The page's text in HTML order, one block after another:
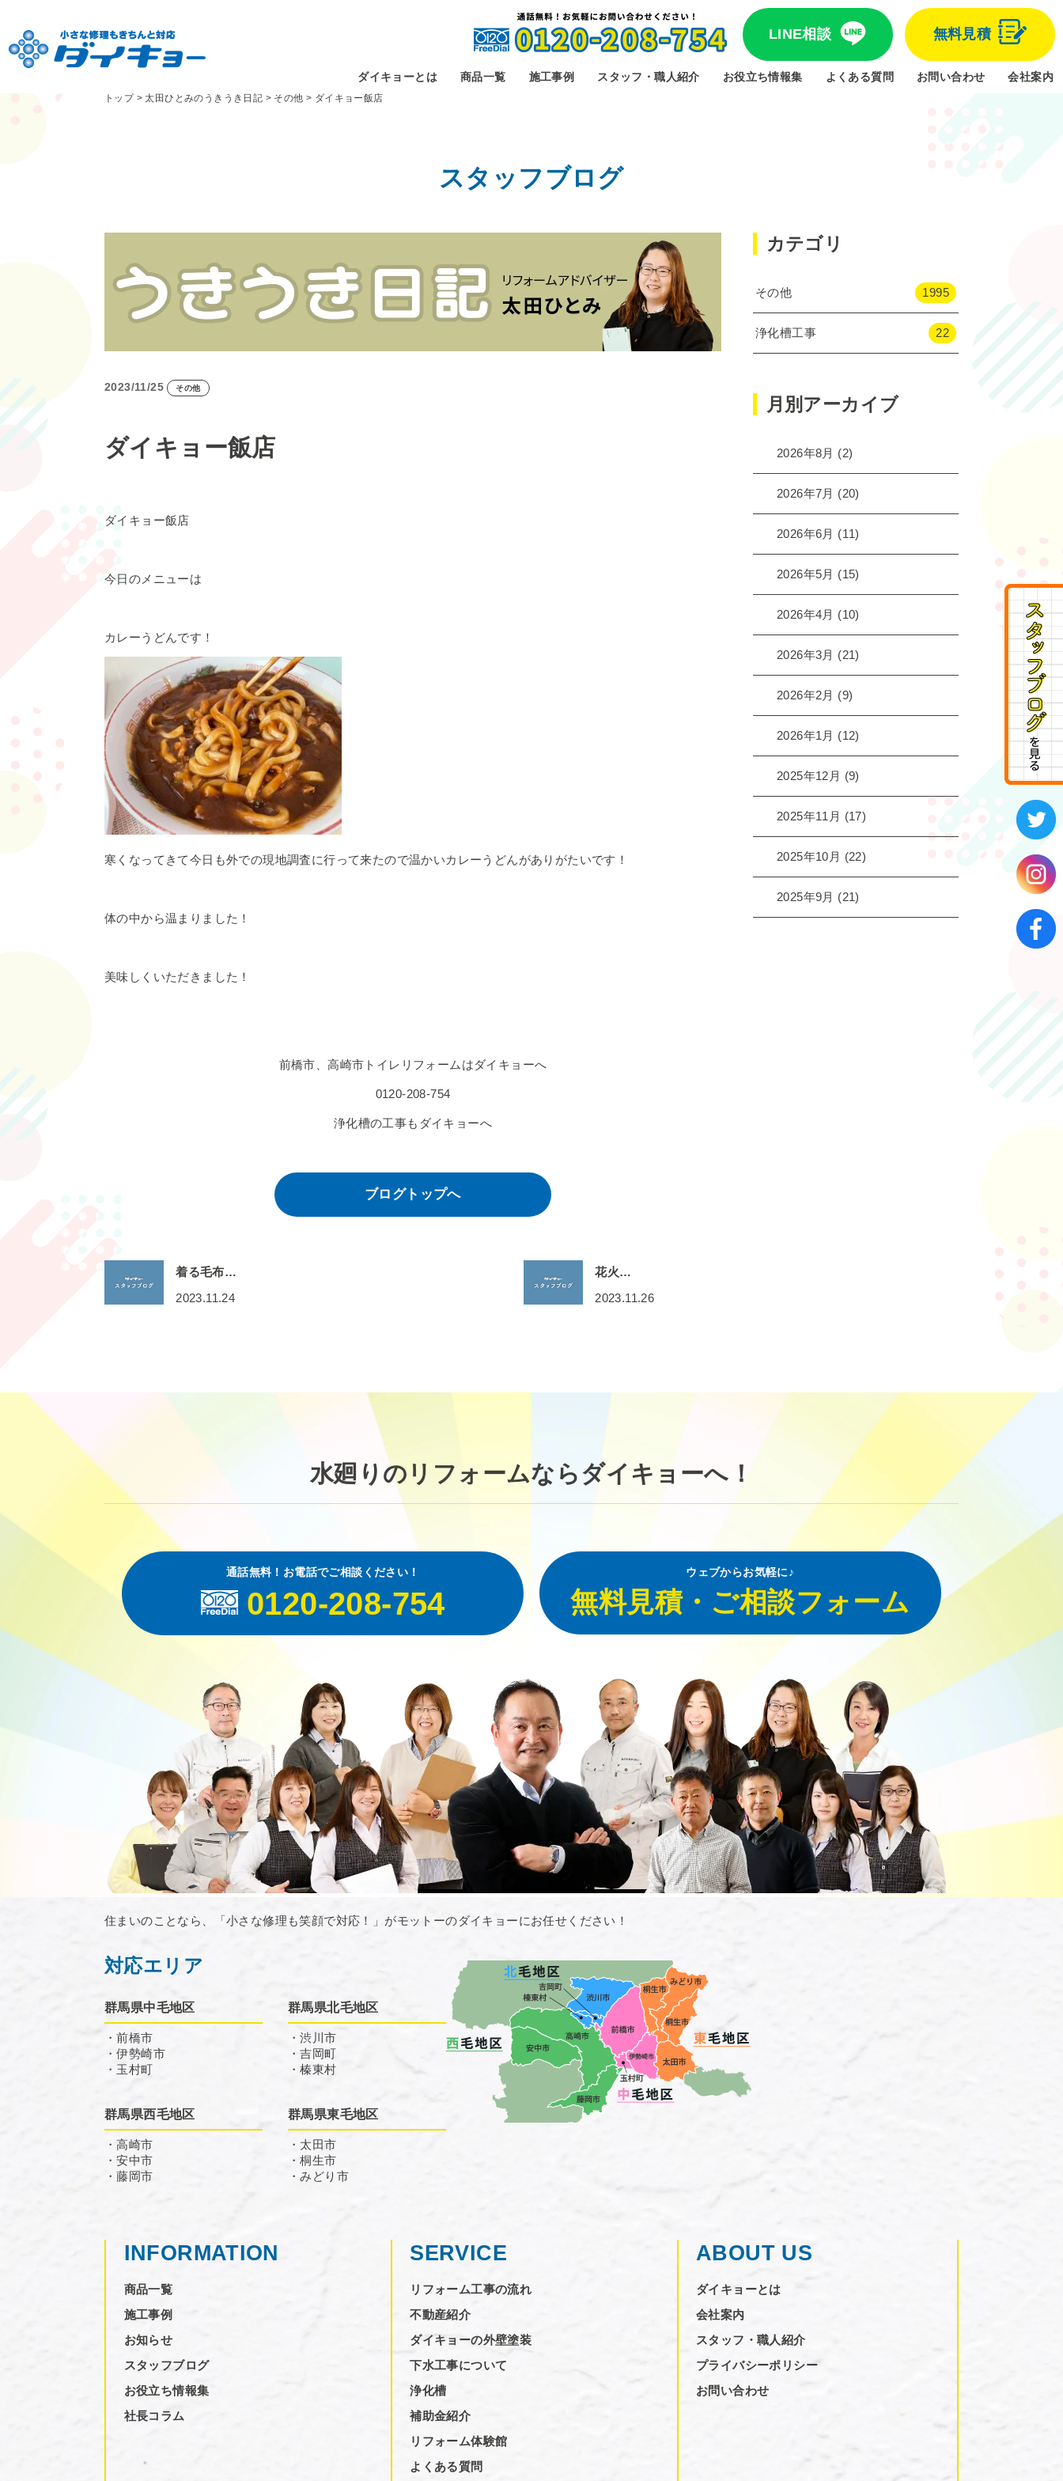
LINE相談 無料見積
ダイキョーとは 商品一覧 施工事例 スタッフ・職人紹介 お役立ち情報集 よくある質問 お問い合わせ 会社案内
トップ>太田ひとみのうきうき日記 > その他 > ダイキョー飯店
スタッフブログ
2023/11/25 その他
ダイキョー飯店
ダイキョー飯店
今日のメニューは
カレーうどんです！
寒くなってきて今日も外での現地調査に行って来たので温かいカレーうどんがありがたいです！
体の中から温まりました！
美味しくいただきました！
前橋市、高崎市トイレリフォームはダイキョーへ
0120-208-754
浄化槽の工事もダイキョーへ
ブログトップへ
着る毛布…
2023.11.24
花火…
2023.11.26
カテゴリ
その他 1995
浄化槽工事 22
月別アーカイブ
2026年8月 (2)
2026年7月 (20)
2026年6月 (11)
2026年5月 (15)
2026年4月 (10)
2026年3月 (21)
2026年2月 (9)
2026年1月 (12)
2025年12月 (9)
2025年11月 (17)
2025年10月 (22)
2025年9月 (21)
水廻りのリフォームならダイキョーへ！
通話無料！お電話でご相談ください！
0120-208-754
ウェブからお気軽に♪
無料見積・ご相談フォーム
住まいのことなら、「小さな修理も笑顔で対応！」がモットーのダイキョーにお任せください！
対応エリア
群馬県中毛地区
・前橋市
・伊勢崎市
・玉村町
群馬県北毛地区
・渋川市
・吉岡町
・榛東村
群馬県西毛地区
・高崎市
・安中市
・藤岡市
群馬県東毛地区
・太田市
・桐生市
・みどり市
INFORMATION
商品一覧
施工事例
お知らせ
スタッフブログ
お役立ち情報集
社長コラム
SERVICE
リフォーム工事の流れ
不動産紹介
ダイキョーの外壁塗装
下水工事について
浄化槽
補助金紹介
リフォーム体験館
よくある質問
ABOUT US
ダイキョーとは
会社案内
スタッフ・職人紹介
プライバシーポリシー
お問い合わせ